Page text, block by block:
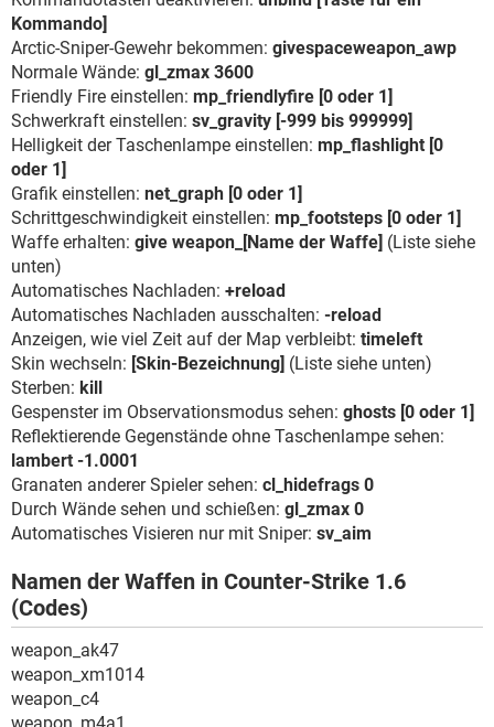
Kommando]
Arctic-Sniper-Gewehr bekommen: givespaceweapon_awp
Normale Wände: gl_zmax 3600
Friendly Fire einstellen: mp_friendlyfire [0 oder 1]
Schwerkraft einstellen: sv_gravity [-999 bis 999999]
Helligkeit der Taschenlampe einstellen: mp_flashlight [0
oder 1]
Grafik einstellen: net_graph [0 oder 1]
Schrittgeschwindigkeit einstellen: mp_footsteps [0 oder 1]
Waffe erhalten: give weapon_[Name der Waffe] (Liste siehe
unten)
Automatisches Nachladen: +reload
Automatisches Nachladen ausschalten: -reload
Anzeigen, wie viel Zeit auf der Map verbleibt: timeleft
Skin wechseln: [Skin-Bezeichnung] (Liste siehe unten)
Sterben: kill
Gespenster im Observationsmodus sehen: ghosts [0 oder 1]
Reflektierende Gegenstände ohne Taschenlampe sehen:
lambert -1.0001
Granaten anderer Spieler sehen: cl_hidefrags 0
Durch Wände sehen und schießen: gl_zmax 0
Automatisches Visieren nur mit Sniper: sv_aim
Namen der Waffen in Counter-Strike 1.6
(Codes)
weapon_ak47
weapon_xm1014
weapon_c4